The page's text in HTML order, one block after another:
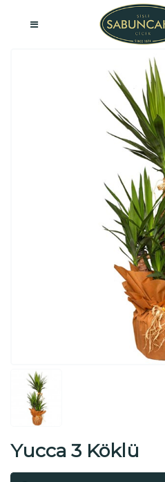
Yucca 3 Köklü